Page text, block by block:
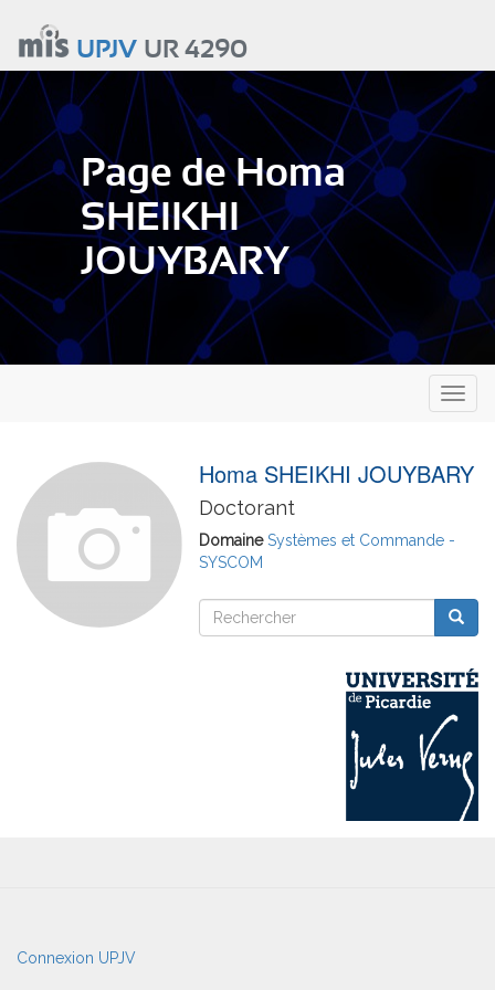
contenu
principal
UPJVUR 4290
Page de Homa
SHEIKHI
JOUYBARY
Homa SHEIKHI JOUYBARY
Doctorant
DomaineSystèmes et Commande -
SYSCOM
Rechercher
Rechercher
User
account
Connexion UPJV